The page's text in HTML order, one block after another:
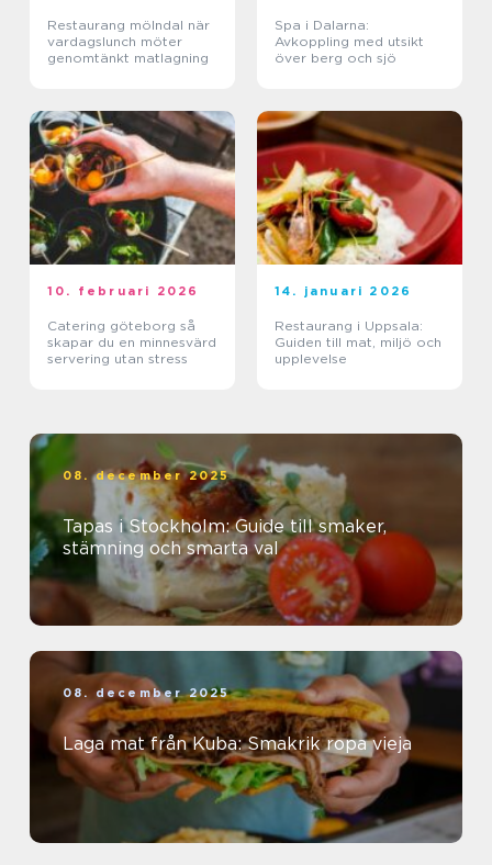
Restaurang mölndal när
vardagslunch möter
genomtänkt matlagning
Spa i Dalarna:
Avkoppling med utsikt
över berg och sjö
10. februari 2026
Catering göteborg så
skapar du en minnesvärd
servering utan stress
14. januari 2026
Restaurang i Uppsala:
Guiden till mat, miljö och
upplevelse
08. december 2025
Tapas i Stockholm: Guide till smaker,
stämning och smarta val
08. december 2025
Laga mat från Kuba: Smakrik ropa vieja